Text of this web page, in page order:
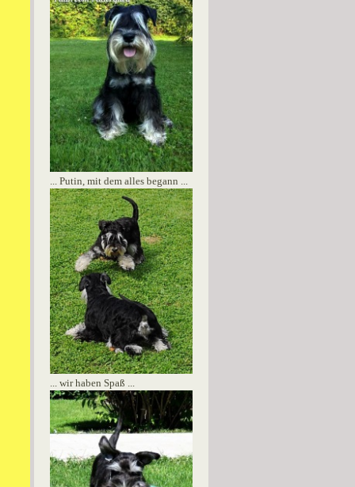
... Putin, mit dem alles begann ...
... wir haben Spaß ...